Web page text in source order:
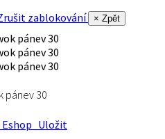
zablokování
× Zpět
pánev 30
Uložit